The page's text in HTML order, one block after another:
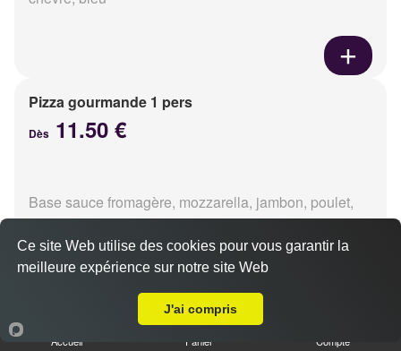
Pizza gourmande 1 pers
Dès 11.50 €
Base sauce fromagère, mozzarella, jambon, poulet,
pommes de terre, oignons
Pizza tikka 1 pers
Accueil Panier Compte
Ce site Web utilise des cookies pour vous garantir la
meilleure expérience sur notre site Web
J'ai compris